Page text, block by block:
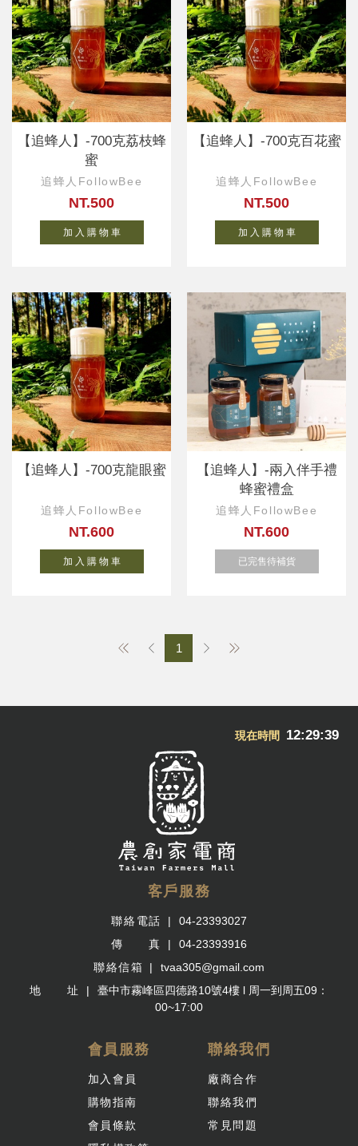
【追蜂人】-700克荔枝蜂
蜜
追蜂人FollowBee
NT.500
加 入 購 物 車
【追蜂人】-700克百花蜜
追蜂人FollowBee
NT.500
加 入 購 物 車
【追蜂人】-700克龍眼蜜
追蜂人FollowBee
NT.600
加 入 購 物 車
【追蜂人】-兩入伴手禮
蜂蜜禮盒
追蜂人FollowBee
NT.600
已完售待補貨
1
現在時間 12:29:40
客戶服務
聯絡電話
04-23393027
傳 真
04-23393916
聯絡信箱
tvaa305@gmail.com
地 址
臺中市霧峰區四德路10號4樓 l 周一到周五09：
00~17:00
會員服務
加入會員
購物指南
會員條款
聯絡我們
廠商合作
聯絡我們
常見問題